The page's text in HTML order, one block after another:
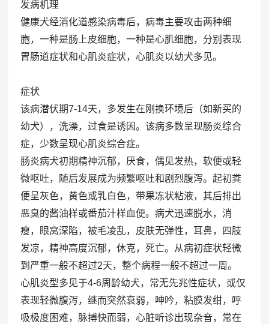
发病机理
健康犬经消化道感染病毒后，病毒主要攻击两种细
胞，一种是肠上皮细胞，一种是心肌细胞，分别表现
胃肠道症状和心肌炎症状，心肌炎以幼犬多见。
症状
该病潜伏期7-14天，多发生在刚换环境后（如新买的
幼犬），洗澡，过食是诱因。该病多数呈现肠炎综合
症，少数呈现心肌炎综合症。
肠炎病犬初期精神沉郁，厌食，偶见发热，软便或轻
微呕吐，随后发展成为频繁呕吐和剧烈腹泻。起初粪
便呈灰色，黄色或乳白色，带果冻状粘液，其后排出
恶臭的酱油样或番茄汁样血便。病犬迅速脱水，消
瘦，眼窝深陷，被毛凌乱，皮肤无弹性，耳鼻，四肢
发凉，精神高度沉郁，休克，死亡。从病初症状轻微
到严重一般不超过2天，整个病程一般不超过一周。
心肌炎型多见于4-6周龄幼犬，常无先兆性症状，或仅
表现轻微腹泻，继而突然衰弱，呻吟，粘膜发绀，呼
吸极度困难，脉搏快而弱，心脏听诊出现杂音，常在